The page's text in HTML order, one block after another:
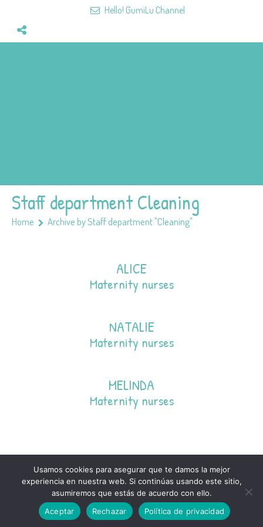
Hello! GumiLu Channel
Staff department Cleaning
Home Archive by Staff department "Cleaning"
ALICE
Maternity nurses
NATALIE
Maternity nurses
MELINDA
Maternity nurses
Política de privacidad
Gumilu 2023 · All rights reserved
Usamos cookies para asegurar que te damos la mejor
experiencia en nuestra web. Si continúas usando este sitio,
asumiremos que estás de acuerdo con ello.
Aceptar
Rechazar Política de privacidad